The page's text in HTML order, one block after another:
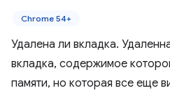
Chrome 54+
Удалена ли вкладка.
вкладка, содержимое
памяти, но которая все еще